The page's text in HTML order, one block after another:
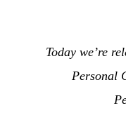
“Today we’re
Personal